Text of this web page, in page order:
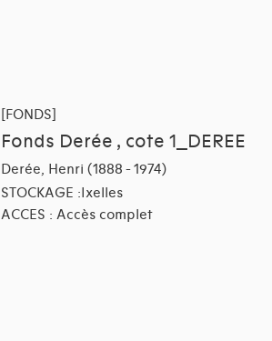
[FONDS]
Fonds Derée , cote 1_DEREE
Derée, Henri (1888 - 1974)
STOCKAGE :Ixelles
ACCES : Accès complet